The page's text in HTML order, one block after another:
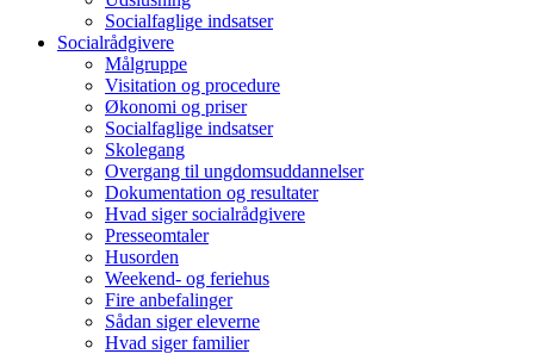
Socialfaglige indsatser
Socialrådgivere
Målgruppe
Visitation og procedure
Økonomi og priser
Socialfaglige indsatser
Skolegang
Overgang til ungdomsuddannelser
Dokumentation og resultater
Hvad siger socialrådgivere
Presseomtaler
Husorden
Weekend- og feriehus
Fire anbefalinger
Sådan siger eleverne
Hvad siger familier